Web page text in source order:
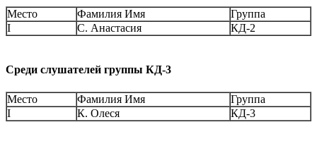
Место Фамилия Имя
Группа
I
С. Анастасия КД-2
Среди слушателей группы КД-3
Место Фамилия Имя
Группа
I
К. Олеся КД-3